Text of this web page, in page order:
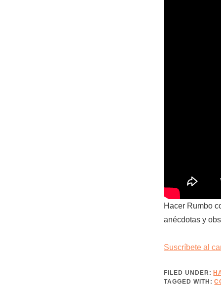
Hacer Rumbo
anécdotas y
Suscríbete al
FILED UNDER:
TAGGED WITH: